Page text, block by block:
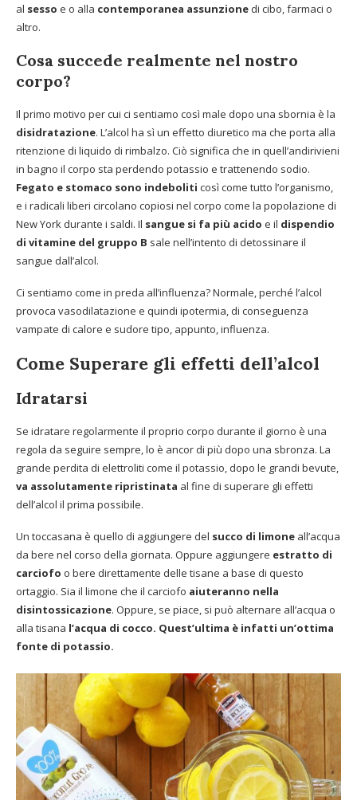
al sesso e o alla contemporanea assunzione di cibo, farmaci o
altro.
Cosa succede realmente nel nostro
corpo?
Il primo motivo per cui ci sentiamo così male dopo una sbornia è la
disidratazione. L’alcol ha sì un effetto diuretico ma che porta alla
ritenzione di liquido di rimbalzo. Ciò significa che in quell’andirivieni
in bagno il corpo sta perdendo potassio e trattenendo sodio.
Fegato e stomaco sono indeboliti così come tutto l’organismo,
e i radicali liberi circolano copiosi nel corpo come la popolazione di
New York durante i saldi. Il sangue si fa più acido e il dispendio
di vitamine del gruppo B sale nell’intento di detossinare il
sangue dall’alcol.
Ci sentiamo come in preda all’influenza? Normale, perché l’alcol
provoca vasodilatazione e quindi ipotermia, di conseguenza
vampate di calore e sudore tipo, appunto, influenza.
Come Superare gli effetti dell’alcol
Idratarsi
Se idratare regolarmente il proprio corpo durante il giorno è una
regola da seguire sempre, lo è ancor di più dopo una sbronza. La
grande perdita di elettroliti come il potassio, dopo le grandi bevute,
va assolutamente ripristinata al fine di superare gli effetti
dell’alcol il prima possibile.
Un toccasana è quello di aggiungere del succo di limone all’acqua
da bere nel corso della giornata. Oppure aggiungere estratto di
carciofo o bere direttamente delle tisane a base di questo
ortaggio. Sia il limone che il carciofo aiuteranno nella
disintossicazione. Oppure, se piace, si può alternare all’acqua o
alla tisana l’acqua di cocco. Quest’ultima è infatti un’ottima
fonte di potassio.